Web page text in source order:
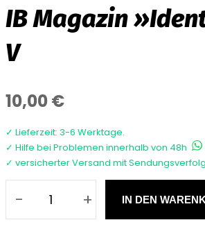
IB Magazin
V
10,00 €
✓ Lieferzeit: 3-6 Werktage.
✓ Hilfe bei Problemen innerhalb von 48h
✓ versicherter Versand mit
+
- IN DEN